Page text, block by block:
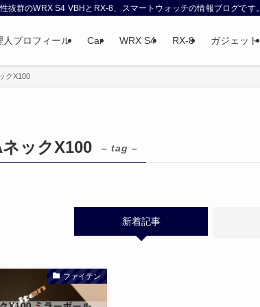
抜群のWRX S4 VBHとRX-8、スマートウォッチの情報ブログです。
人プロフィール Car WRX S4 RX-8 ガジェット
クX100
ックX100 – tag –
新着記事
ファイテン